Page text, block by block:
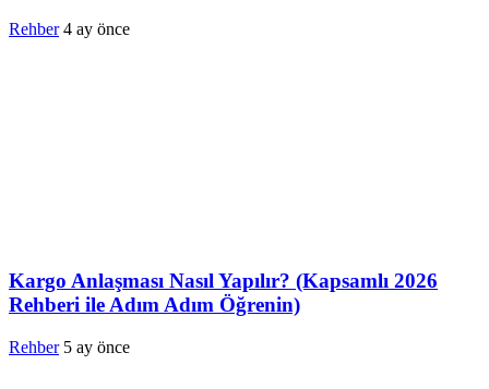
Rehber 4 ay önce
Kargo Anlaşması Nasıl Yapılır? (Kapsamlı 2026
Rehberi ile Adım Adım Öğrenin)
Rehber 5 ay önce